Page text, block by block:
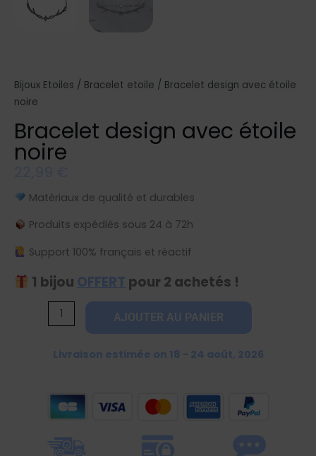
Bijoux Etoiles / Bracelet etoile / Bracelet design avec étoile
noire
Bracelet design avec étoile
noire
Matériaux de qualité et durables
Produits expédiés sous 24 à 72h
Support 100% français et réactif
1 bijou OFFERT pour 2 achetés !
quantité
Bracelet
AJOUTER AU PANIER
Livraison estimée on 18 - 24 août, 2026